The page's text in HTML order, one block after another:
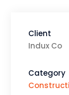
Client
Indux Co
Category